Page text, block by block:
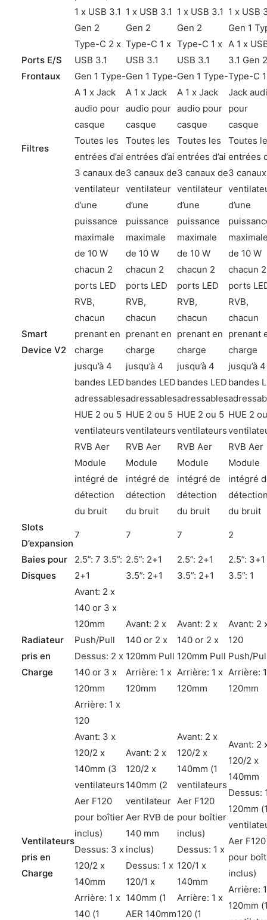
Ports E/S
Frontaux
1 x USB 3.1
Gen 2
Type-C 2 x
USB 3.1
Gen 1 Type-
A 1 x Jack
audio pour
casque
1 x USB 3.1
Gen 2
Type-C 1 x
USB 3.1
Gen 1 Type-
A 1 x Jack
audio pour
casque
1 x USB 3.1
Gen 2
Type-C 1 x
USB 3.1
Gen 1 Type-
A 1 x Jack
audio pour
casque
1 x USB
Gen 1
A 1 x
3.1 Gen 2
Type-C
Jack
pour
casque
Filtres
Toutes les
entrées d’ai
Toutes les
entrées d’ai
Toutes les
entrées d’ai
Toutes
entrées
Smart
Device V2
3 canaux de
ventilateur
d’une
puissance
maximale
de 10 W
chacun 2
ports LED
RVB,
chacun
prenant en
charge
jusqu’à 4
bandes LED
adressables
HUE 2 ou 5
ventilateurs
RVB Aer
Module
intégré de
détection
du bruit
3 canaux de
ventilateur
d’une
puissance
maximale
de 10 W
chacun 2
ports LED
RVB,
chacun
prenant en
charge
jusqu’à 4
bandes LED
adressables
HUE 2 ou 5
ventilateurs
RVB Aer
Module
intégré de
détection
du bruit
3 canaux de
ventilateur
d’une
puissance
maximale
de 10 W
chacun 2
ports LED
RVB,
chacun
prenant en
charge
jusqu’à 4
bandes LED
adressables
HUE 2 ou 5
ventilateurs
RVB Aer
Module
intégré de
détection
du bruit
3
d’une
de 10 W
chacun 2
ports
RVB,
chacun
prenant
charge
jusqu’à 4
bandes
HUE 2
RVB Aer
Module
intégré
du bruit
Slots
D’expansion
7 7 7 2
Baies pour
Disques
2.5”: 7 3.5”:
2+1
2.5”: 2+1
3.5”: 2+1
2.5”: 2+1
3.5”: 2+1
2.5”: 3+1
3.5”: 1
Radiateur
pris en
Charge
Avant: 2 x
140 or 3 x
120mm
Push/Pull
Dessus: 2 x
140 or 3 x
120mm
Arrière: 1 x
120
Avant: 2 x
140 or 2 x
120mm Pull
Arrière: 1 x
120mm
Avant: 2 x
140 or 2 x
120mm Pull
Arrière: 1 x
120mm
Avant: 2
120
Push/
Arrière:
120mm
Ventilateurs
pris en
Charge
Avant: 3 x
120/2 x
140mm (3
ventilateurs
Aer F120
pour boîtier
inclus)
Dessus: 3 x
120/2 x
140mm
Arrière: 1 x
140 (1
Avant: 2 x
120/2 x
140mm (2
ventilateur
Aer RVB de
140 mm
inclus)
Dessus: 1 x
120/1 x
140mm (1
AER 140mm
Avant: 2 x
120/2 x
140mm (1
ventilateurs
Aer F120
pour boîtier
inclus)
Dessus: 1 x
120/1 x
140mm
Arrière: 1 x
120 (1
Avant: 2
120/2 x
140mm
Dessus:
120mm
Aer F120
pour
inclus)
Arrière:
120mm